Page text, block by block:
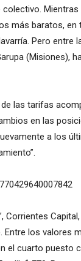
más baratos,
Pero entre
(Misiones),
las tarifas
en las
a los
Corrientes
Entre los
el cuarto puesto